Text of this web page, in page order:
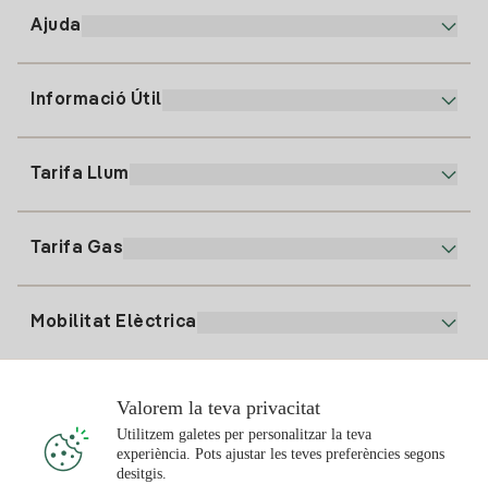
Ajuda
91 919 52 73
clientes@tuiberdrola.es
Informació Útil
Alta Gas
Tarifa Llum
Tarifa Gas
Mobilitat Elèctrica
Punts de Recàrrega
T'interessa
Valorem la teva privacitat
Utilitzem galetes per personalitzar la teva
experiència. Pots ajustar les teves preferències segons
desitgis.